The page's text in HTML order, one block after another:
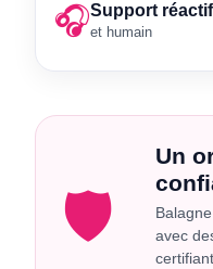
🎧Support réactif
et humain
🛡️
Un
avec